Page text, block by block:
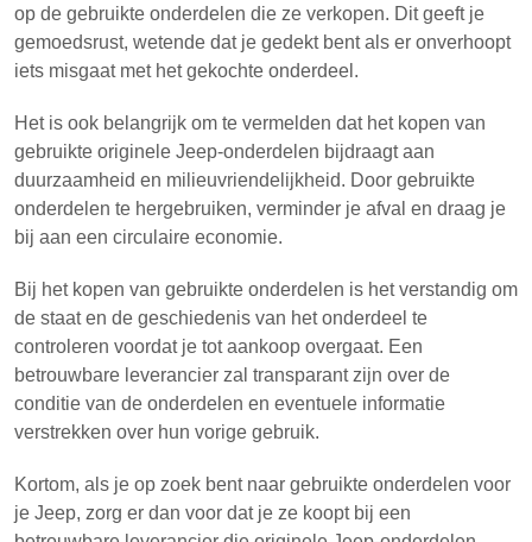
op de gebruikte onderdelen die ze verkopen. Dit geeft je
gemoedsrust, wetende dat je gedekt bent als er onverhoopt
iets misgaat met het gekochte onderdeel.
Het is ook belangrijk om te vermelden dat het kopen van
gebruikte originele Jeep-onderdelen bijdraagt aan
duurzaamheid en milieuvriendelijkheid. Door gebruikte
onderdelen te hergebruiken, verminder je afval en draag je
bij aan een circulaire economie.
Bij het kopen van gebruikte onderdelen is het verstandig om
de staat en de geschiedenis van het onderdeel te
controleren voordat je tot aankoop overgaat. Een
betrouwbare leverancier zal transparant zijn over de
conditie van de onderdelen en eventuele informatie
verstrekken over hun vorige gebruik.
Kortom, als je op zoek bent naar gebruikte onderdelen voor
je Jeep, zorg er dan voor dat je ze koopt bij een